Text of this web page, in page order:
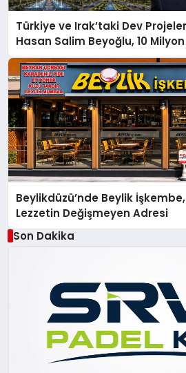
Türkiye ve Irak’taki Dev
Hasan Salim Beyoğlu, 10
Yusuf Holding Industrial City”
Geçirecek
Beylikdüzü’nde Beylik
Lezzetin Değişmeyen Adresi
Son Dakika